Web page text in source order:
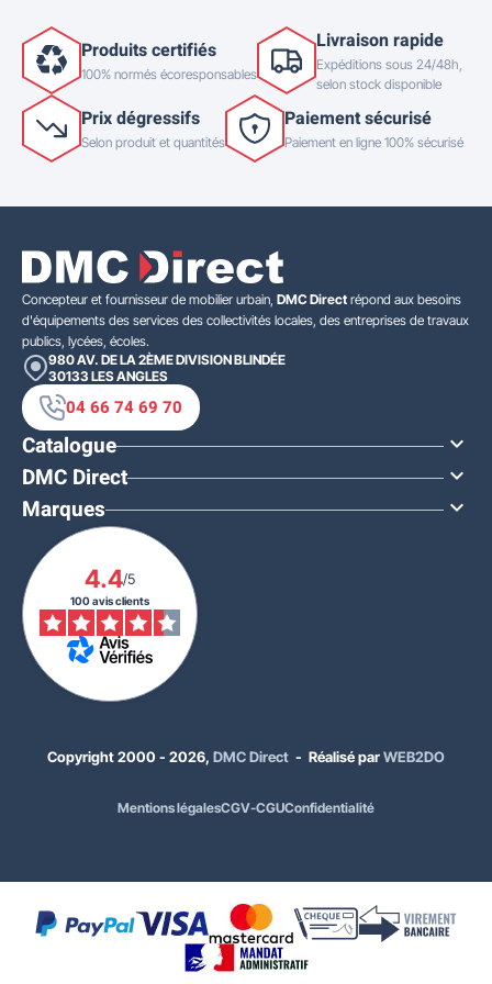
Produits certifiés
100% normés écoresponsables
Livraison rapide
Expéditions sous 24/48h,
selon stock disponible
Prix dégressifs
Selon produit et quantités
Paiement sécurisé
Paiement en ligne 100% sécurisé
Concepteur et fournisseur de mobilier urbain, DMC Direct répond aux besoins
d'équipements des services des collectivités locales, des entreprises de travaux
publics, lycées, écoles.
980 AV. DE LA 2ÈME DIVISION BLINDÉE
30133 LES ANGLES
04 66 74 69 70
Catalogue 
DMC Direct 
Marques 
4.4/5
100 avis clients
Copyright 2000 - 2026, DMC Direct - Réalisé parWEB2DO
Mentions légalesCGV-CGUConfidentialité